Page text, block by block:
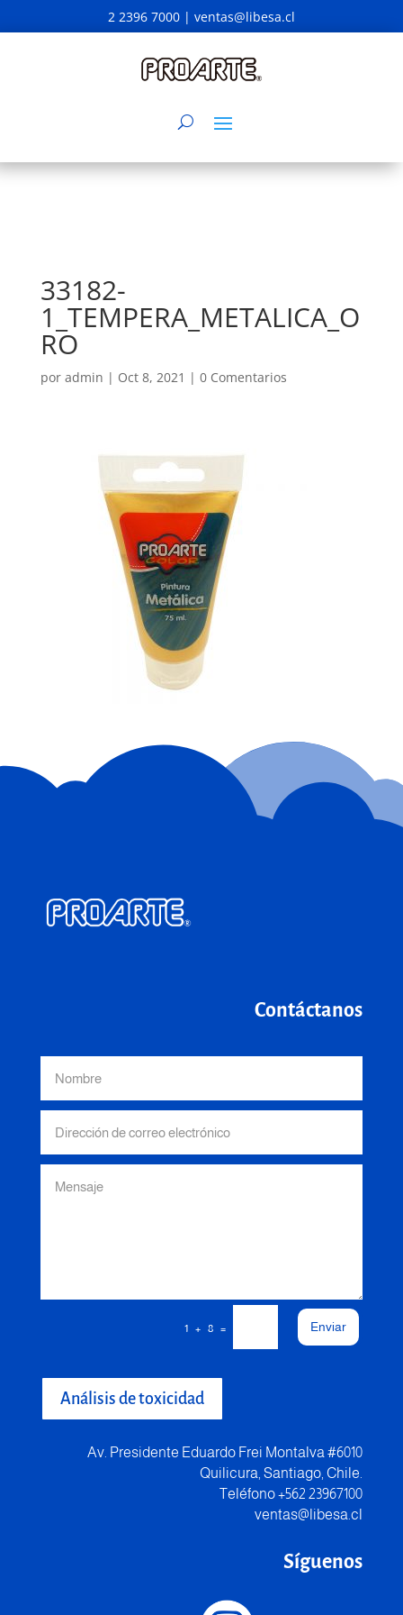
2 2396 7000 | ventas@libesa.cl
33182-
1_TEMPERA_METALICA_O
RO
por admin | Oct 8, 2021 | 0 Comentarios
Contáctanos
1 + 8 = Enviar
Análisis de toxicidad
Av. Presidente Eduardo Frei Montalva #6010
Quilicura, Santiago, Chile.
Teléfono +562 23967100
ventas@libesa.cl
Síguenos